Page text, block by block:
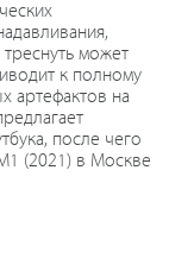
может
к полному
артефактов на
после чего
(2021) в Москве